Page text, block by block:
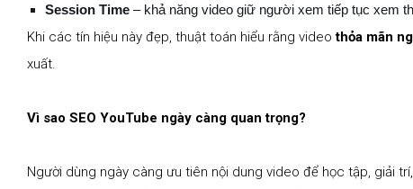
Session Time – khả năng video giữ người xem tiếp tục xem
Khi các tín hiệu này đẹp, thuật toán hiểu rằng videothỏa mãn
xuất.
Vì sao SEO YouTube ngày càng quan trọng?
Người dùng ngày càng ưu tiên nội dung video để học tập, giải